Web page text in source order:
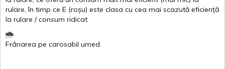
rulare,în timp ce E (roșu) este clasa cu cea mai scazută eficiență
la rulare /consum ridicat.
Frânarea pe carosabil umed